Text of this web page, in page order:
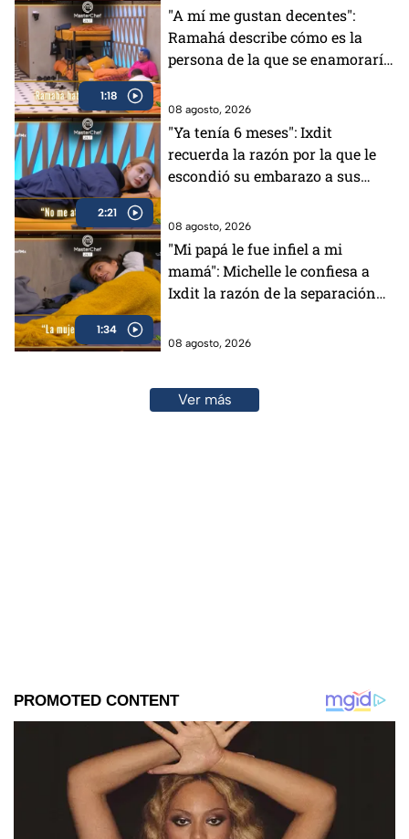
1:18
"A mí me gustan decentes":
Ramahá describe cómo es la
persona de la que se enamoraría
08 agosto, 2026
2:21
"Ya tenía 6 meses": Ixdit
recuerda la razón por la que le
escondió su embarazo a sus
(VIDEO)
08 agosto, 2026
1:34
"Mi papá le fue infiel a mi
mamá": Michelle le confiesa a
Ixdit la razón de la separación
24/7 (VIDEO)
08 agosto, 2026
Ver más